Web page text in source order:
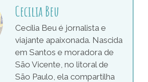
Cecilia Beu
Cecília Beu é jornalista e
viajante apaixonada. Nascida
em Santos e moradora de
São Vicente, no litoral de
São Paulo, ela compartilha